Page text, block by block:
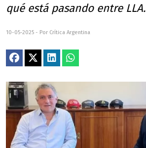
qué está pasando entre LLA.
10-05-2025 - Por Crítica Argentina